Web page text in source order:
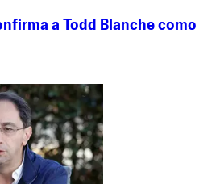
a Todd Blanche como